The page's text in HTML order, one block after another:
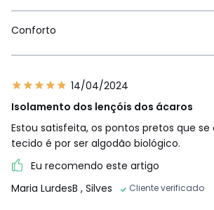
Conforto
14/04/2024
Isolamento dos lençóis dos ácaros
Estou satisfeita, os pontos pretos que
tecido é por ser algodão biológico.
Eu recomendo este artigo
Maria LurdesB , Silves Cliente verificado